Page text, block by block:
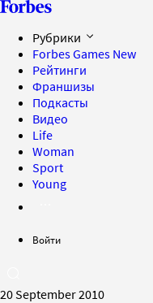
Рубрики
Forbes Games New
Рейтинги
Франшизы
Подкасты
Видео
Life
Woman
Sport
Young
Войти
20 September 2010